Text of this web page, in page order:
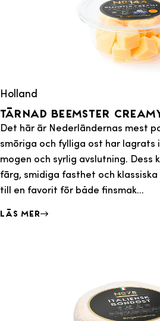
Holland
Tärnad Beemster
Det här är Nederländernas mest
smöriga och fylliga ost har lagrats
mogen och syrlig avslutning. Dess
färg, smidiga fasthet och
till en favorit för både finsmak...
Läs mer